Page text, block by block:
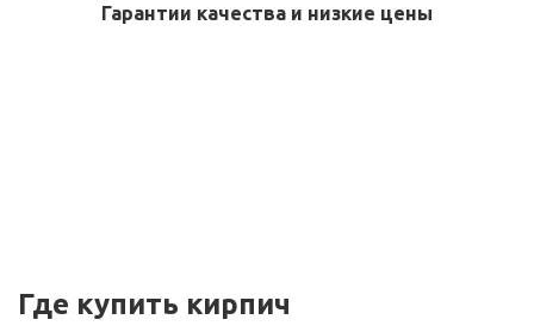
Гарантии качества и низкие цены
Где купить кирпич